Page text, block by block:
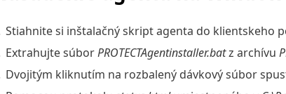
Stiahnite si inštalačný skript agenta do klientskeho
Extrahujte súborPROTECTAgentinstaller.batz archívu
Dvojitým kliknutím na rozbalený dávkový súbor